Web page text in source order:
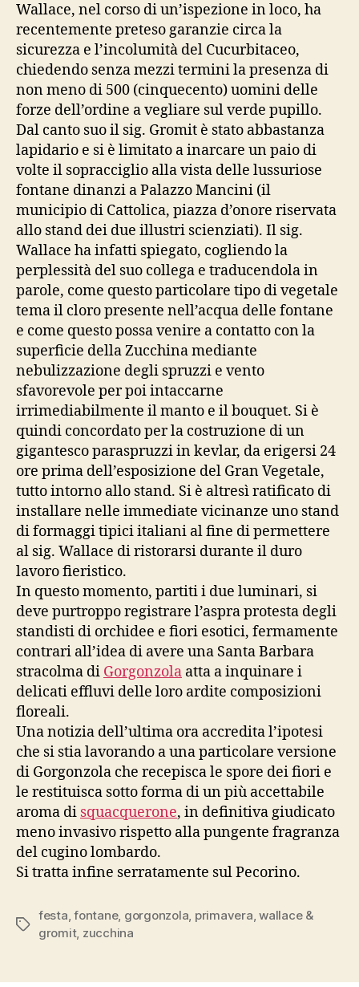
Wallace, nel corso di un’ispezione in loco, ha
recentemente preteso garanzie circa la
sicurezza e l’incolumità del Cucurbitaceo,
chiedendo senza mezzi termini la presenza di
non meno di 500 (cinquecento) uomini delle
forze dell’ordine a vegliare sul verde pupillo.
Dal canto suo il sig. Gromit è stato abbastanza
lapidario e si è limitato a inarcare un paio di
volte il sopracciglio alla vista delle lussuriose
fontane dinanzi a Palazzo Mancini (il
municipio di Cattolica, piazza d’onore riservata
allo stand dei due illustri scienziati). Il sig.
Wallace ha infatti spiegato, cogliendo la
perplessità del suo collega e traducendola in
parole, come questo particolare tipo di vegetale
tema il cloro presente nell’acqua delle fontane
e come questo possa venire a contatto con la
superficie della Zucchina mediante
nebulizzazione degli spruzzi e vento
sfavorevole per poi intaccarne
irrimediabilmente il manto e il bouquet. Si è
quindi concordato per la costruzione di un
gigantesco paraspruzzi in kevlar, da erigersi 24
ore prima dell’esposizione del Gran Vegetale,
tutto intorno allo stand. Si è altresì ratificato di
installare nelle immediate vicinanze uno stand
di formaggi tipici italiani al fine di permettere
al sig. Wallace di ristorarsi durante il duro
lavoro fieristico.
In questo momento, partiti i due luminari, si
deve purtroppo registrare l’aspra protesta degli
standisti di orchidee e fiori esotici, fermamente
contrari all’idea di avere una Santa Barbara
stracolma di Gorgonzola atta a inquinare i
delicati effluvi delle loro ardite composizioni
floreali.
Una notizia dell’ultima ora accredita l’ipotesi
che si stia lavorando a una particolare versione
di Gorgonzola che recepisca le spore dei fiori e
le restituisca sotto forma di un più accettabile
aroma di squacquerone, in definitiva giudicato
meno invasivo rispetto alla pungente fragranza
del cugino lombardo.
Si tratta infine serratamente sul Pecorino.
Tag
festa ,fontane, gorgonzola primavera ,wallace &
gromit, zucchina